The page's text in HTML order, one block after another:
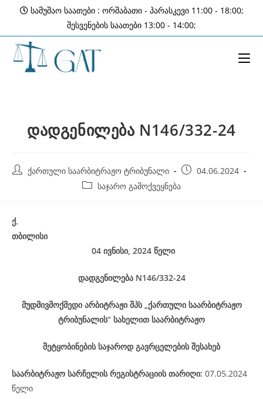
content
სამუშაო საათები : ორშაბათი - პარასკევი 11:00 - 18:00;
შესვენების საათები 13:00 - 14:00;
დადგენილება N146/332-24
Post ქართული საარბიტრაჟო ტრიბუნალი
Post04.06.2024
Post საჯარო გამოქვეყნება
ქ.
თბილისი
04 ივნისი, 2024 წელი
დადგენილება N146/332-24
მუდმივმოქმედი არბიტრაჟი შპს „ქართული საარბიტრაჟო
ტრიბუნალის“ სახელით საარბიტრაჟო
შეტყობინების საჯაროდ გავრცელების შესახებ
საარბიტრაჟო სარჩელის რეგისტრაციის თარიღი: 07.05.2024
წელი